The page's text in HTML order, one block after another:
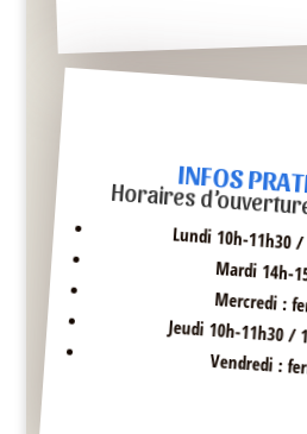
INFOS
Horaires
Lundi 10h-11h30
Mardi 14h-
Mercredi :
Jeudi 10h-11h30 /
Vendredi :